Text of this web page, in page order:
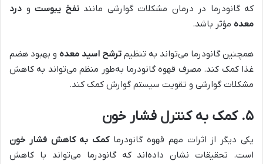
که گانودرما در درمان مشکلات گوارشی مانندنفخ یبوست و درد
معده مؤثر باشد.
همچنین گانودرما می‌تواند به تنظیم ترشح اسید معده و بهبود هضم
غذا کمک کند. مصرف قهوه گانودرما به‌طور منظم می‌تواند به کاهش
مشکلات گوارشی و تقویت سیستم گوارش کمک کند.
۵. کمک به کنترل فشار خون
یکی دیگر از اثرات مهم قهوه گانودرماکمک به کاهش فشار خون
است. تحقیقات نشان داده‌اند که گانودرما می‌تواند با کاهش